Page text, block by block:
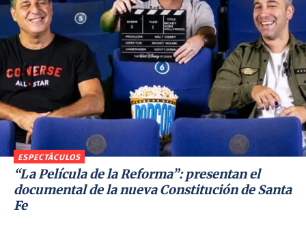
ESPECTÁCULOS
“La Película de la Reforma”: presentan el
documental de la nueva Constitución de Santa
Fe